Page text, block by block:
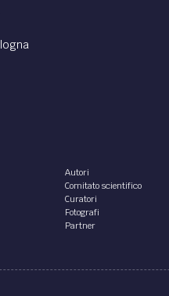
Autori
Comitato scientifico
Curatori
Fotografi
Partner